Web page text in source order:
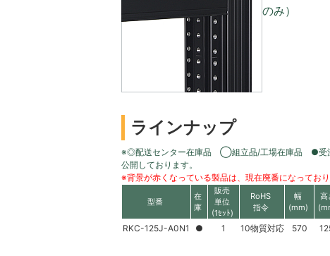
のみ）
ラインナップ
※◎配送センター在庫品 ◯組立品/工場在庫品 ●受
公開しております。
※背景が赤くなっている製品は、現在廃番になってお
型番
在
庫
販売
単位
(1ｾｯﾄ)
RoHS
指令
幅
(mm)
高
RKC-125J-A0N1 ● 1 10物質対応 570